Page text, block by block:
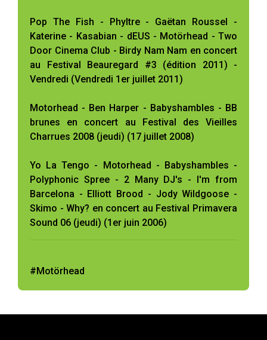
Pop The Fish - Phyltre - Gaëtan Roussel -
Katerine - Kasabian - dEUS - Motörhead - Two
Door Cinema Club - Birdy Nam Nam en concert
au Festival Beauregard #3 (édition 2011) -
Vendredi (Vendredi 1er juillet 2011)
Motorhead - Ben Harper - Babyshambles - BB
brunes en concert au Festival des Vieilles
Charrues 2008 (jeudi) (17 juillet 2008)
Yo La Tengo - Motorhead - Babyshambles -
Polyphonic Spree - 2 Many DJ's - I'm from
Barcelona - Elliott Brood - Jody Wildgoose -
Skimo - Why? en concert au Festival Primavera
Sound 06 (jeudi) (1er juin 2006)
#Motörhead